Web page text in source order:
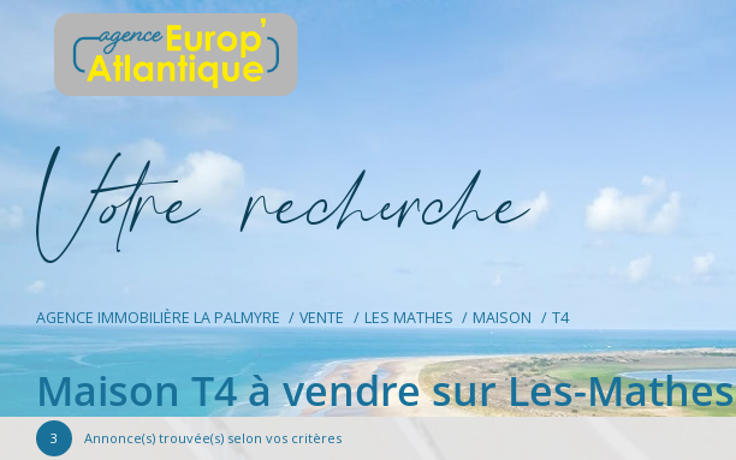
Vore recece
AGENCE IMMOBILIÈRE LA PALMYRE VENTE LES MATHES MAISON T4
Maison T4 à vendre sur Les-Mathes
3 Annonce(s) trouvée(s) selon vos critères